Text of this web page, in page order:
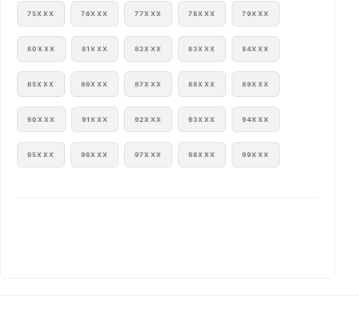
75XXX 76XXX 77XXX 78XXX 79XXX
80XXX 81XXX 82XXX 83XXX 84XXX
85XXX 86XXX 87XXX 88XXX 89XXX
90XXX 91XXX 92XXX 93XXX 94XXX
95XXX 96XXX 97XXX 98XXX 99XXX